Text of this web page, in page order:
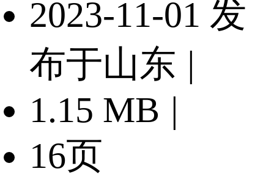
2023-11-01 发
布于山东 |
1.15 MB |
16页